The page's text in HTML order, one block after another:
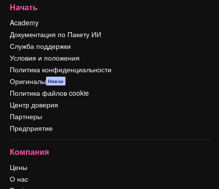
Начать
Academy
Документация по Пакету ИИ
Служба поддержки
Условия и положения
Политика конфиденциальности
Оригиналы Новое
Политика файлов cookie
Центр доверия
Партнеры
Предприятие
Компания
Цены
О нас